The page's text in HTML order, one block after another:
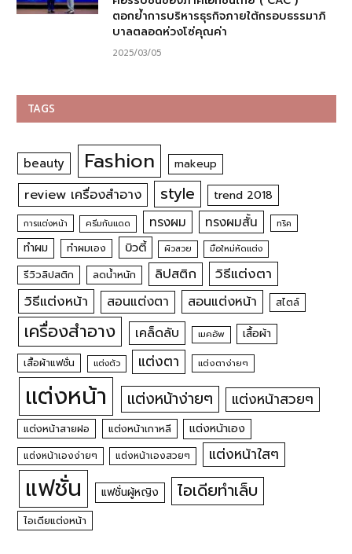
ตอกย้ำการบริหารธุรกิจภายใต้กรอบธรรมาภิ
บาลตลอดห่วงโซ่คุณค่า
2025/03/05
TAGS
beauty Fashion makeup
review เครื่องสำอาง style trend 2018
การแต่งหน้า ครีมกันแดด ทรงผม ทรงผมสั้น ทริค
ทำผม ทำผมเอง บิวตี้ ผิวสวย มือใหม่หัดแต่ง
รีวิวลิปสติก ลดน้ำหนัก ลิปสติก
วิธีแต่งตา
วิธีแต่งหน้า
สอนแต่งตา สอนแต่งหน้า สไตล์
เครื่องสำอาง เคล็ดลับ เมคอัพ เสื้อผ้า
เสื้อผ้าแฟชั่น แต่งตัว แต่งตา แต่งตาง่ายๆ
แต่งหน้า แต่งหน้าง่ายๆ แต่งหน้าสวยๆ
แต่งหน้าสายฝอ แต่งหน้าเกาหลี แต่งหน้าเอง
แต่งหน้าเองง่ายๆ แต่งหน้าเองสวยๆ แต่งหน้าใสๆ
แฟชั่น แฟชั่นผู้หญิง ไอเดียทำเล็บ
ไอเดียแต่งหน้า